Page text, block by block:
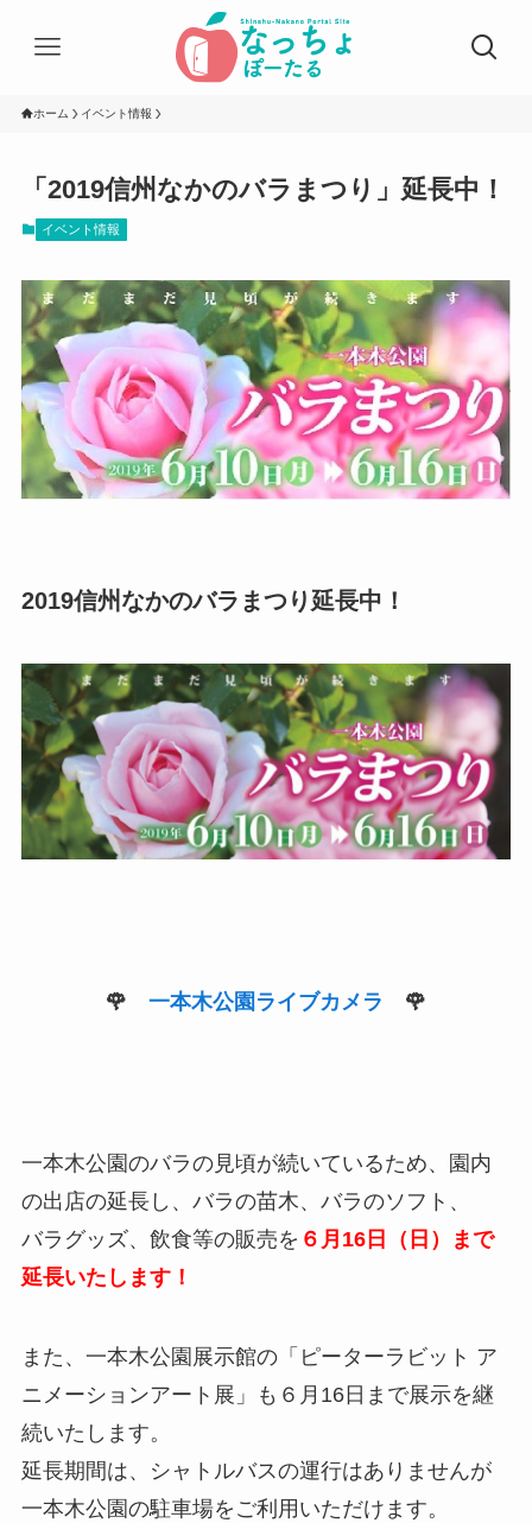
ホーム イベント情報
「2019信州なかのバラまつり」延長中！
イベント情報
2019信州なかのバラまつり延長中！
🌹 一本木公園ライブカメラ 🌹
一本木公園のバラの見頃が続いているため、園内
の出店の延長し、バラの苗木、バラのソフト、
バラグッズ、飲食等の販売を ６月16日（日）まで
延長いたします！
また、一本木公園展示館の「ピーターラビット ア
ニメーションアート展」も６月16日まで展示を継
続いたします。
延長期間は、シャトルバスの運行はありませんが
一本木公園の駐車場をご利用いただけます。